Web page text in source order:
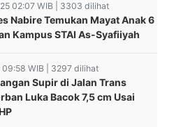
02:07 WIB | 3303 dilihat
Nabire Temukan Mayat Anak 6
Kampus STAI As-Syafiiyah
09:58 WIB | 3297 dilihat
Supir di Jalan Trans
Luka Bacok 7,5 cm Usai
SATGAS NEMANGKAWI
LAKUKAN PENYISIRAN